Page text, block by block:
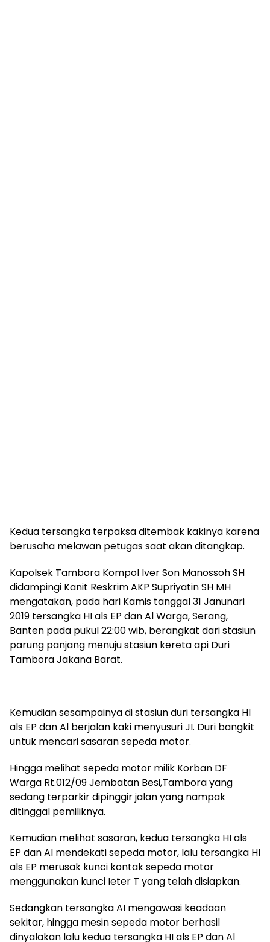
Kedua tersangka terpaksa ditembak kakinya karena
berusaha melawan petugas saat akan ditangkap.
Kapolsek Tambora Kompol Iver Son Manossoh SH
didampingi Kanit Reskrim AKP Supriyatin SH MH
mengatakan, pada hari Kamis tanggal 31 Janunari
2019 tersangka HI als EP dan Al Warga, Serang,
Banten pada pukul 22:00 wib, berangkat dari stasiun
parung panjang menuju stasiun kereta api Duri
Tambora Jakana Barat.
Kemudian sesampainya di stasiun duri tersangka HI
als EP dan Al berjalan kaki menyusuri JI. Duri bangkit
untuk mencari sasaran sepeda motor.
Hingga melihat sepeda motor milik Korban DF
Warga Rt.012/09 Jembatan Besi,Tambora yang
sedang terparkir dipinggir jalan yang nampak
ditinggal pemiliknya.
Kemudian melihat sasaran, kedua tersangka HI als
EP dan Al mendekati sepeda motor, lalu tersangka HI
als EP merusak kunci kontak sepeda motor
menggunakan kunci Ieter T yang telah disiapkan.
Sedangkan tersangka AI mengawasi keadaan
sekitar, hingga mesin sepeda motor berhasil
dinyalakan lalu kedua tersangka HI als EP dan Al